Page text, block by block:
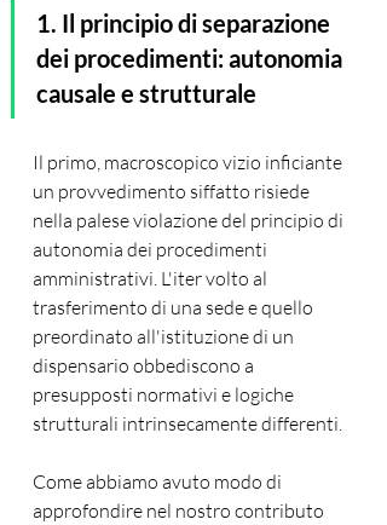
1. Il principio di separazione
dei procedimenti: autonomia
causale e strutturale
Il primo, macroscopico vizio inficiante
un provvedimento siffatto risiede
nella palese violazione del principio di
autonomia dei procedimenti
amministrativi. L'iter volto al
trasferimento di una sede e quello
preordinato all'istituzione di un
dispensario obbediscono a
presupposti normativi e logiche
strutturali intrinsecamente differenti.
Come abbiamo avuto modo di
approfondire nel nostro contributo